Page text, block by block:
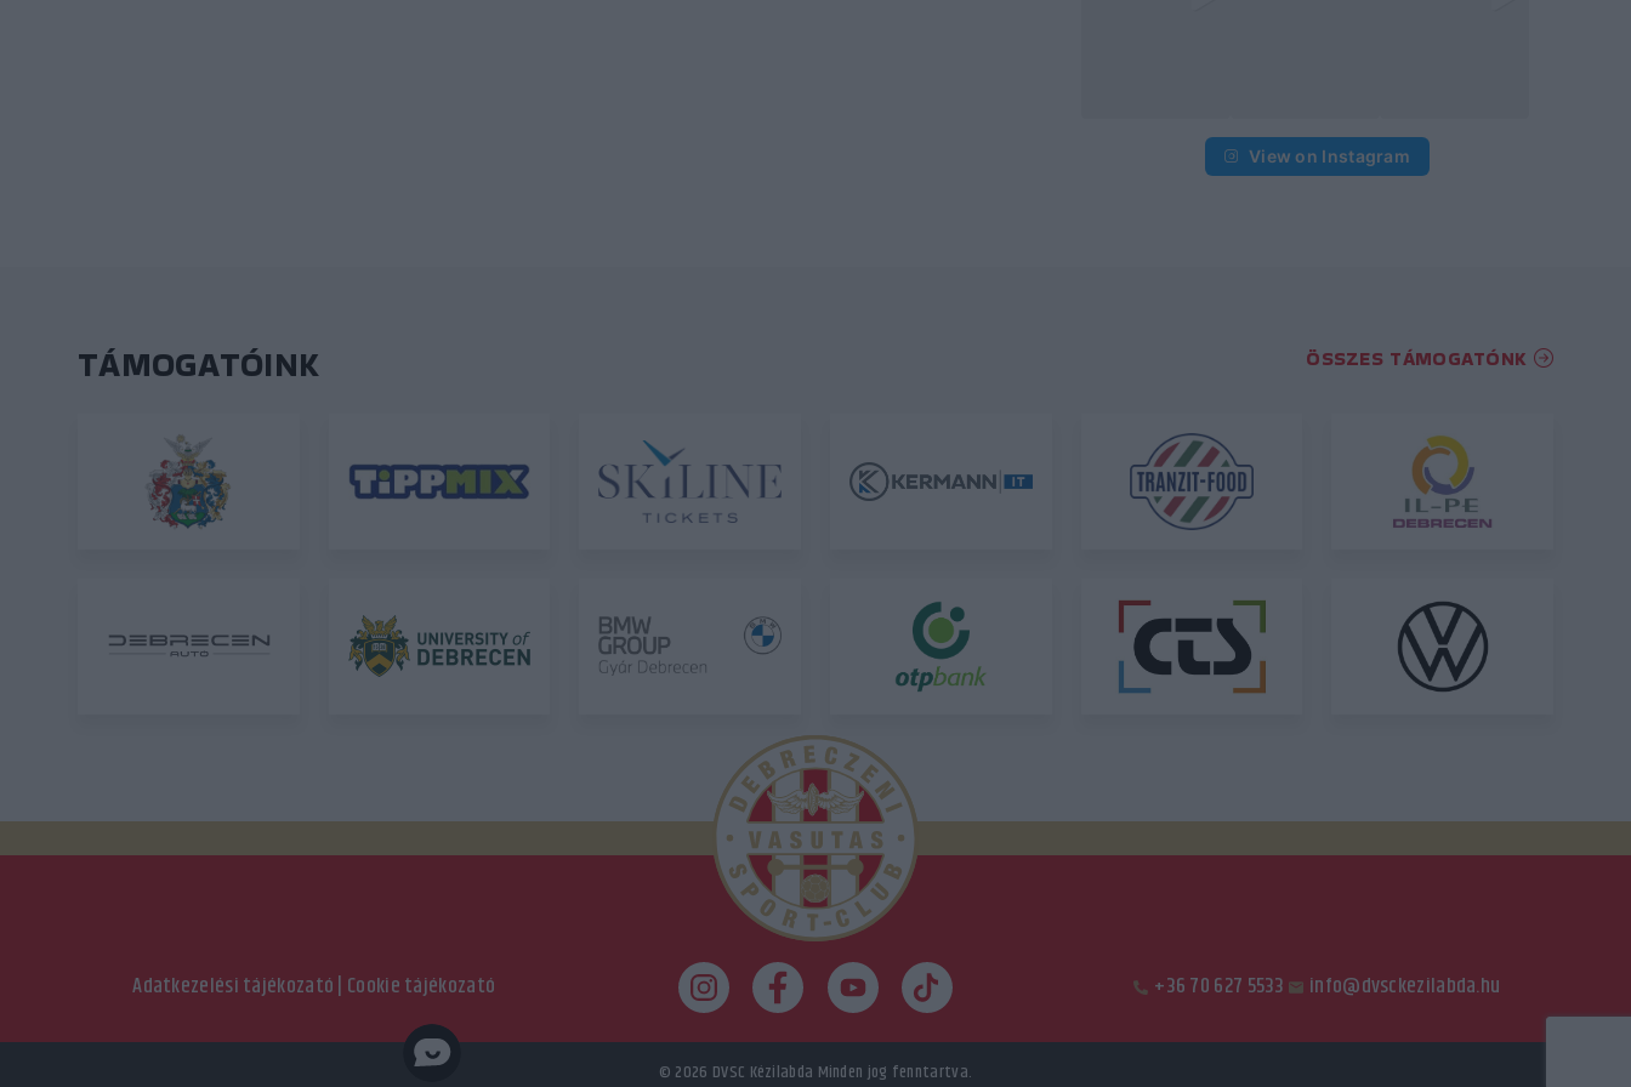
View on Instagram
TÁMOGATÓINK ÖSSZES TÁMOGATÓNK
Adatkezelési tájékozató| Cookie tájékozató +36 70 627 5533 info@dvsckezilabda.hu
© 2026 DVSC Kézilabda Minden jog fenntartva.